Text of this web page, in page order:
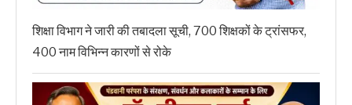
शिक्षा विभाग ने जारी की तबादला सूची, 700 शिक्षकों के ट्रांसफर,
400 नाम विभिन्न कारणों से रोके